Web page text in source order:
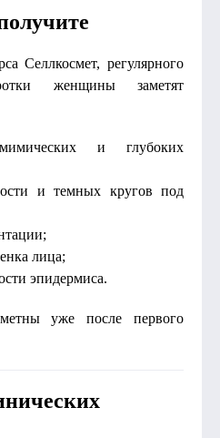
Селлкосмет, регулярного
женщины заметят
мимических и глубоких
и темных кругов под
лица;
эпидермиса.
уже после первого